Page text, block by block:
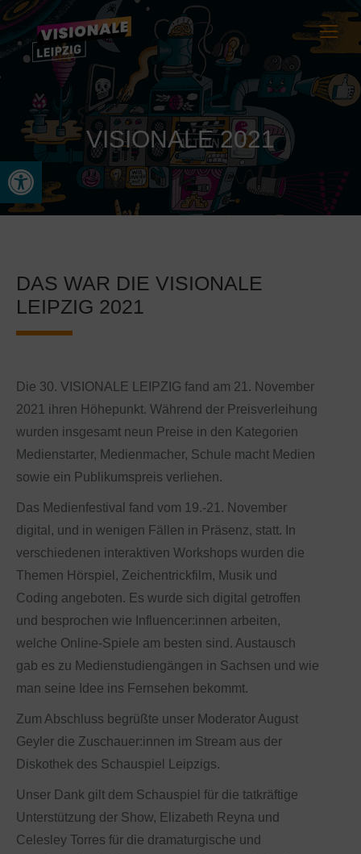
Werkzeugleiste öffnen
VISIONALE 2021
DAS WAR DIE VISIONALE
LEIPZIG 2021
Die 30. VISIONALE LEIPZIG fand am 21. November
2021 ihren Höhepunkt. Während der Preisverleihung
wurden insgesamt neun Preise in den Kategorien
Medienstarter, Medienmacher, Schule macht Medien
sowie ein Publikumspreis verliehen.
Das Medienfestival fand vom 19.-21. November
digital, und in wenigen Fällen in Präsenz, statt. In
verschiedenen interaktiven Workshops wurden die
Themen Hörspiel, Zeichentrickfilm, Musik und
Coding angeboten. Es wurde sich digital getroffen
und besprochen wie Influencer:innen arbeiten,
welche Online-Spiele am besten sind. Austausch
gab es zu Medienstudiengängen in Sachsen und wie
man seine Idee ins Fernsehen bekommt.
Zum Abschluss begrüßte unser Moderator August
Geyler die Zuschauer:innen im Stream aus der
Diskothek des Schauspiel Leipzigs.
Unser Dank gilt dem Schauspiel für die tatkräftige
Unterstützung der Show, Elizabeth Reyna und
Celesley Torres für die dramaturgische und